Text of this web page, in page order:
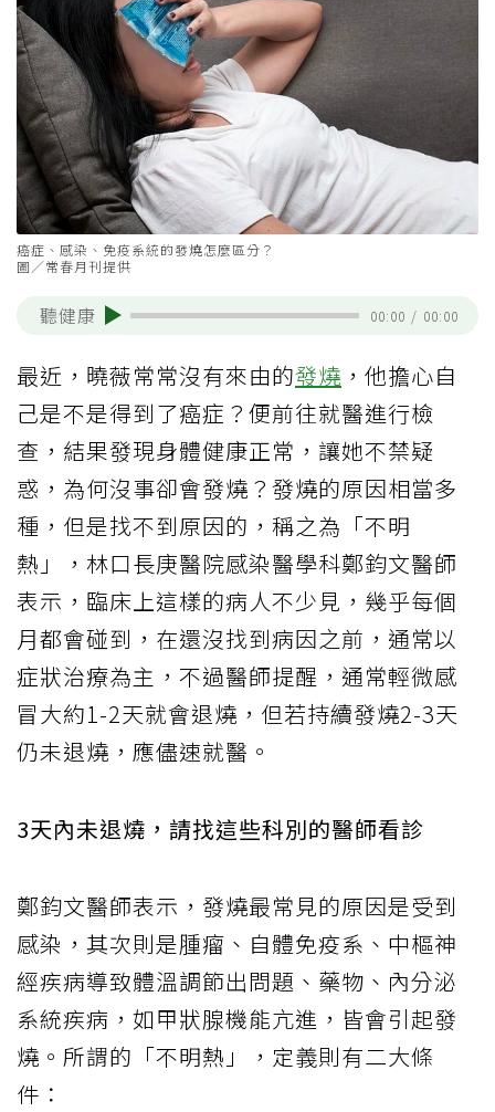
癌症、感染、免疫系統的發燒怎麼區分？
圖／常春月刊提供
聽健康 00:00 / 00:00
最近，曉薇常常沒有來由的發燒 ，他擔心自
己是不是得到了癌症？便前往就醫進行檢
查，結果發現身體健康正常，讓她不禁疑
惑，為何沒事卻會發燒？發燒的原因相當多
種，但是找不到原因的，稱之為「不明
熱」，林口長庚醫院感染醫學科鄭鈞文醫師
表示，臨床上這樣的病人不少見，幾乎每個
月都會碰到，在還沒找到病因之前，通常以
症狀治療為主，不過醫師提醒，通常輕微感
冒大約1-2天就會退燒，但若持續發燒2-3天
仍未退燒，應儘速就醫。
3天內未退燒，請找這些科別的醫師看診
鄭鈞文醫師表示，發燒最常見的原因是受到
感染，其次則是腫瘤、自體免疫系、中樞神
經疾病導致體溫調節出問題、藥物、內分泌
系統疾病，如甲狀腺機能亢進，皆會引起發
燒。所謂的「不明熱」，定義則有二大條
件：